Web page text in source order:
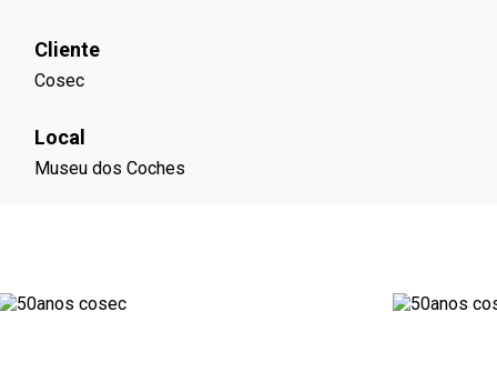
Cliente
Cosec
Local
Museu dos Coches